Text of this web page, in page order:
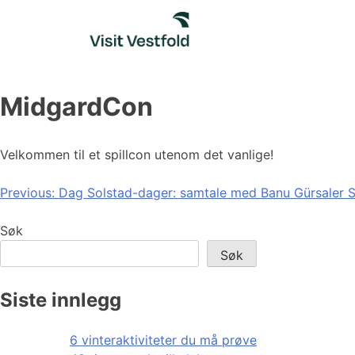
MidgardCon
Velkommen til et spillcon utenom det vanlige!
Innleggsnavigasjon
Previous: Dag Solstad-dager: samtale med Banu Gürsaler
Søk
Søk
Siste innlegg
6 vinteraktiviteter du må prøve